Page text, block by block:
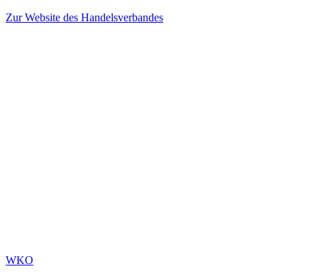
Zur Website des Handelsverbandes
WKO